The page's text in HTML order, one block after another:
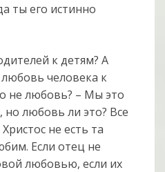
ты его истинно
к детям? А
человека к
не любовь? – Мы это
любовь ли это? Все
не есть та
Если отец не
любовью, если их